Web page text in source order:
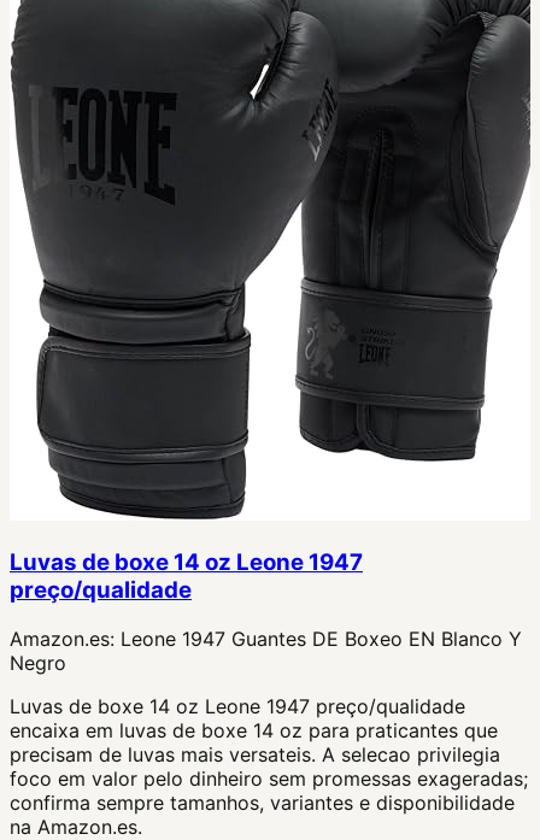
Luvas de boxe 14 oz Leone 1947
preço/qualidade
Amazon.es: Leone 1947 Guantes DE Boxeo EN Blanco Y
Negro
Luvas de boxe 14 oz Leone 1947 preço/qualidade
encaixa em luvas de boxe 14 oz para praticantes que
precisam de luvas mais versateis. A selecao privilegia
foco em valor pelo dinheiro sem promessas exageradas;
confirma sempre tamanhos, variantes e disponibilidade
na Amazon.es.